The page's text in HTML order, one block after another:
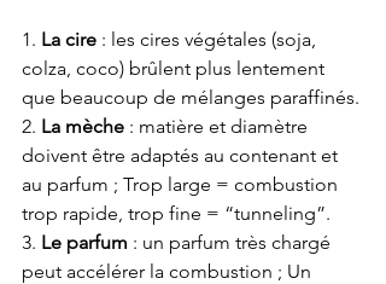
1. La cire : les cires végétales (soja,
colza, coco) brûlent plus lentement
que beaucoup de mélanges paraffinés.
2. La mèche : matière et diamètre
doivent être adaptés au contenant et
au parfum ; Trop large = combustion
trop rapide, trop fine = “tunneling”.
3. Le parfum : un parfum très chargé
peut accélérer la combustion ; Un